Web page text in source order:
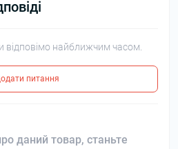
відповімо найближчим часом.
питання
даний товар, станьте